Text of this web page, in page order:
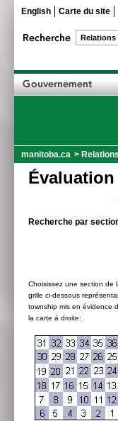
English Carte du site
manitoba.ca >
Recherche par
Choisissez une section de
grille ci-dessous
township mis en évidence
la carte à droite: